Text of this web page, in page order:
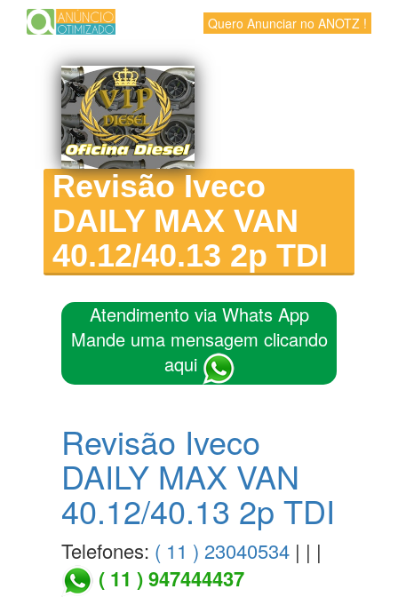
Quero Anunciar no ANOTZ !
Revisão Iveco
DAILY MAX VAN
40.12/40.13 2p TDI
Atendimento via Whats App
Mande uma mensagem clicando
aqui
Revisão Iveco
DAILY MAX VAN
40.12/40.13 2p TDI
Telefones: ( 11 ) 23040534 | | |
( 11 ) 947444437